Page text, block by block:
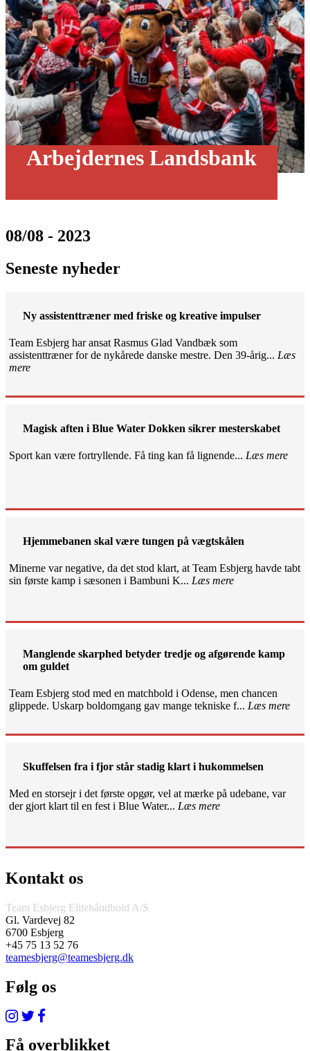
Arbejdernes Landsbank
08/08 - 2023
Seneste nyheder
Ny assistenttræner med friske og kreative impulser
Team Esbjerg har ansat Rasmus Glad Vandbæk som
assistenttræner for de nykårede danske mestre. Den 39-årig... Læs
mere
Magisk aften i Blue Water Dokken sikrer mesterskabet
Sport kan være fortryllende. Få ting kan få lignende... Læs mere
Hjemmebanen skal være tungen på vægtskålen
Minerne var negative, da det stod klart, at Team Esbjerg havde tabt
sin første kamp i sæsonen i Bambuni K... Læs mere
Manglende skarphed betyder tredje og afgørende kamp
om guldet
Team Esbjerg stod med en matchbold i Odense, men chancen
glippede. Uskarp boldomgang gav mange tekniske f... Læs mere
Skuffelsen fra i fjor står stadig klart i hukommelsen
Med en storsejr i det første opgør, vel at mærke på udebane, var
der gjort klart til en fest i Blue Water... Læs mere
Kontakt os
Team Esbjerg Elitehåndbold A/S
Gl. Vardevej 82
6700 Esbjerg
+45 75 13 52 76
teamesbjerg@teamesbjerg.dk
Følg os
Få overblikket